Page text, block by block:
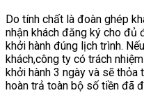
Do tính chất là đoàn ghép
nhận khách đăng ký cho đủ
khởi hành đúng lịch trình.
khách,công ty có trách
khởi hành 3 ngày và sẽ thỏa
hoàn trả toàn bộ số tiền đã